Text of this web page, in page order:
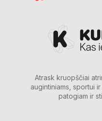
Atrask kruopščiai
augintiniams, sportui
patogiam ir